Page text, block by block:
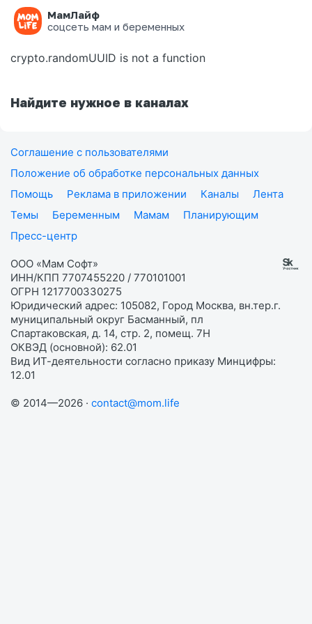
МамЛайф
соцсеть мам и беременных
Ошибка на странице
crypto.randomUUID is not a function
Найдите нужное в каналах
Соглашение с пользователями
Положение об обработке персональных данных
Помощь
Реклама в приложении Каналы
Лента
Темы
Беременным Мамам
Планирующим
Пресс-центр
ООО «Мам Софт»
ИНН/КПП 7707455220 / 770101001
ОГРН 1217700330275
Юридический адрес: 105082, Город Москва, вн.тер.г.
муниципальный округ Басманный, пл
Спартаковская, д. 14, стр. 2, помещ. 7Н
ОКВЭД (основной): 62.01
Вид ИТ-деятельности согласно приказу Минцифры:
12.01
© 2014—2026 · contact@mom.life